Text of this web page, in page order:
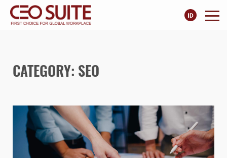
CATEGORY: SEO